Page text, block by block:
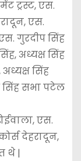
ट्रस्ट, एस.
एस.
गुरदीप सिंह
अध्यक्ष सिंह
सिंह
सिंह सभा पटेल
एस.
देहरादून,
थे |